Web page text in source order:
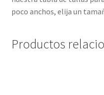
poco anchos, elija un
Productos